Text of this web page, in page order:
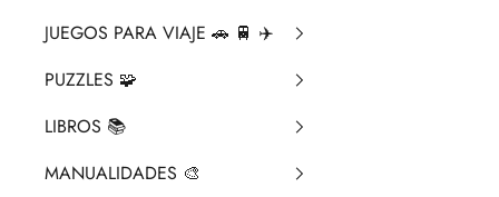
JUEGOS PARA VIAJE 🚗 🚆 ✈️
PUZZLES 🧩
LIBROS 📚​
MANUALIDADES 🎨​